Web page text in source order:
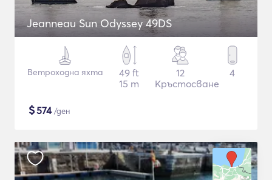
Jeanneau Sun Odyssey 49DS
Ветроходна яхта
49 ft
15 m
12
Кръстосване
4
$574/ден